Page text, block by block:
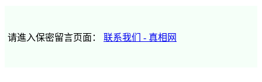
请進入保密留言页面： 联系我们 - 真相网